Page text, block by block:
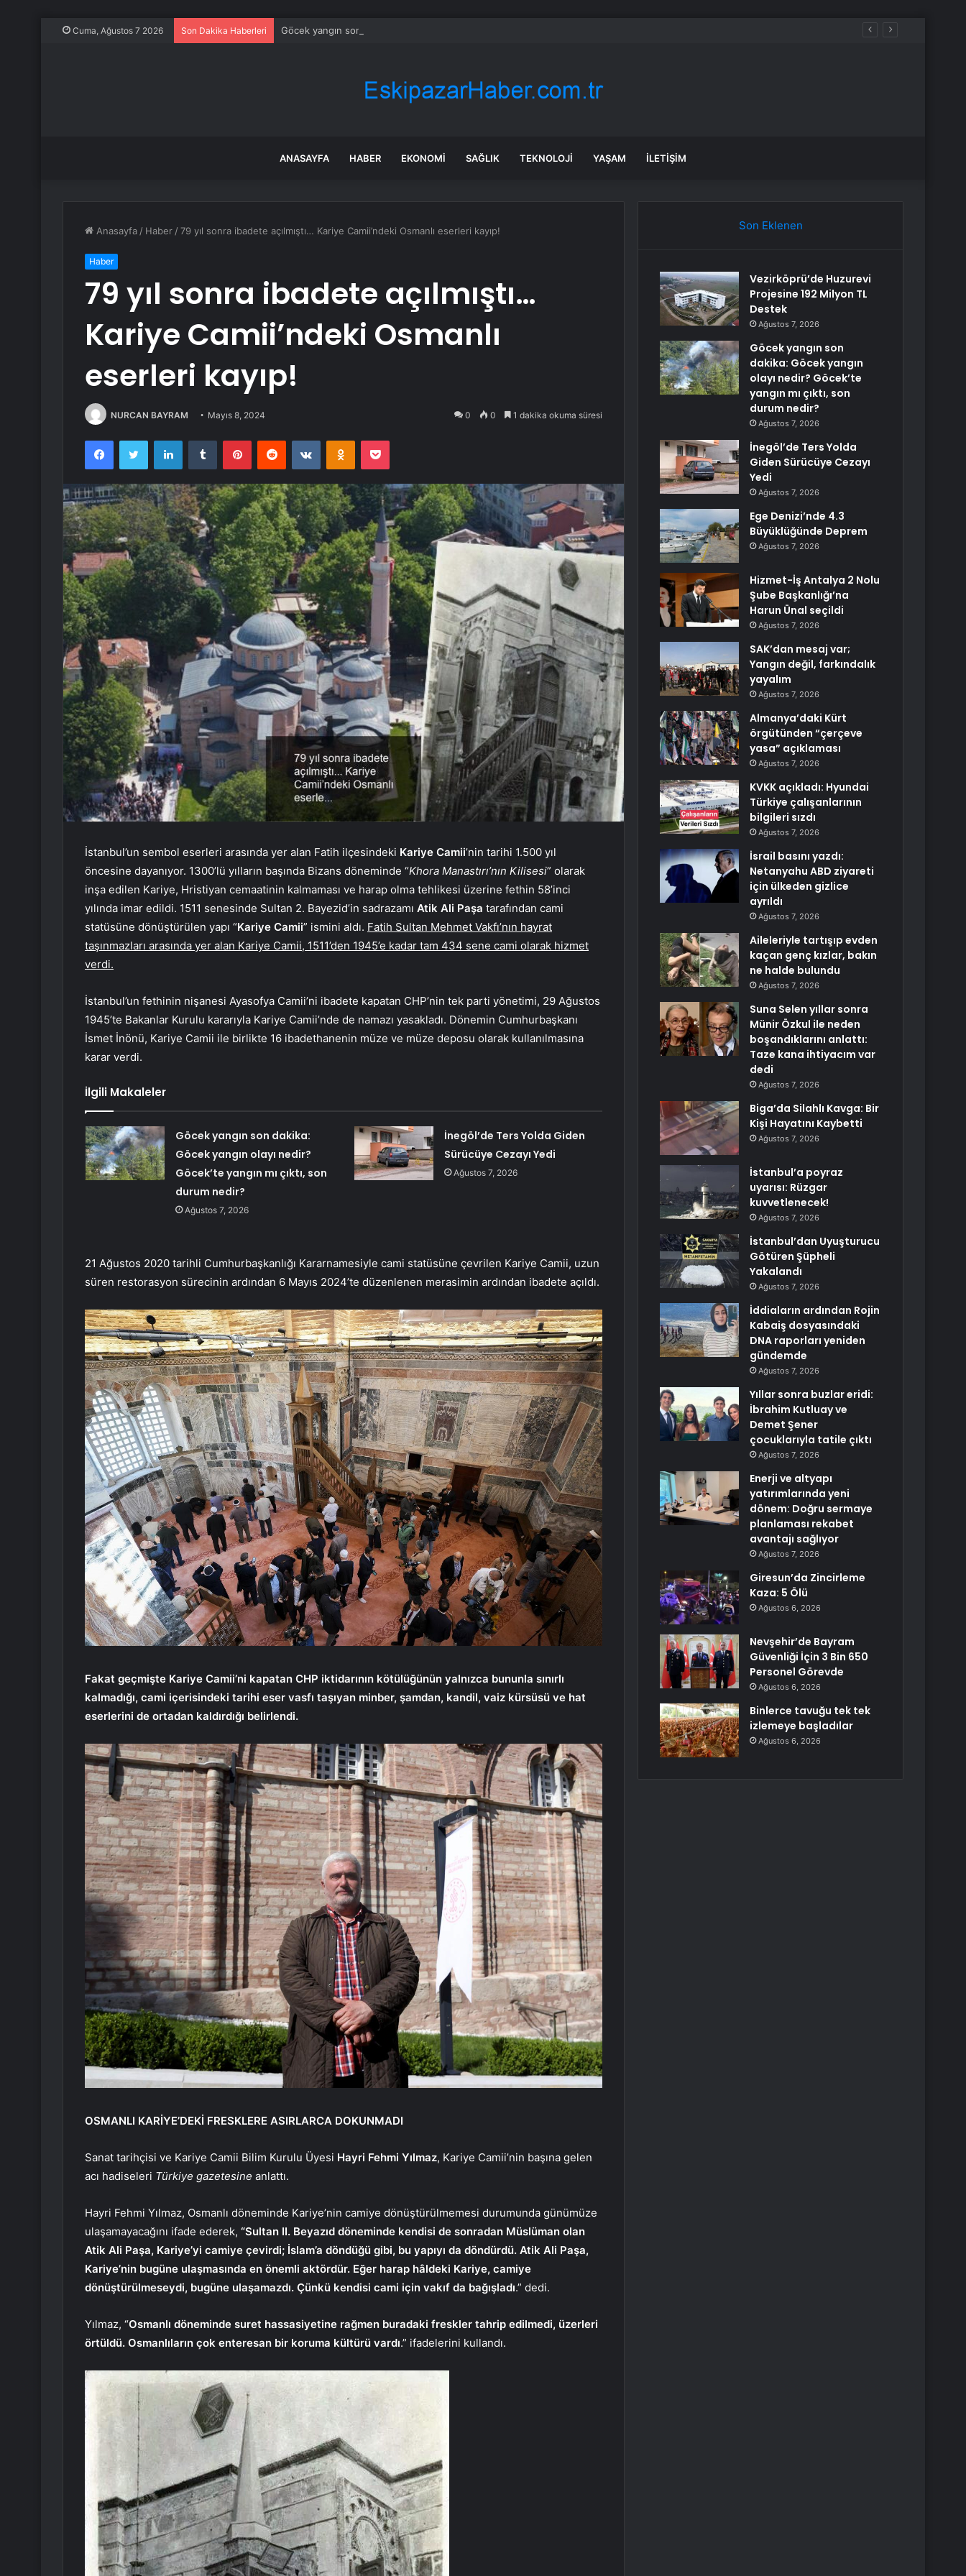
Cuma, Ağustos 7 2026 Son Dakika Haberleri Göcek yangın son dakika: Göcek yangın olayı nedir? Göcek’te yangın mı çıktı, son durum nedir?
ANASAYFA HABER EKONOMI SAĞLIK TEKNOLOJI YAŞAM İLETIŞIM
Anasayfa / Haber /79 yıl sonra ibadete açılmıştı… Kariye Camii’ndeki Osmanlı eserleri kayıp!
Haber
79 yıl sonra ibadete açılmıştı…
Kariye Camii’ndeki Osmanlı
eserleri kayıp!
NURCAN BAYRAM Mayıs 8, 2024 0 0 1 dakika okuma süresi
FacebookTwitter LinkedInTumblr PinterestReddit VKontakteOdnoklassniki
Pocket
İstanbul’un sembol eserleri arasında yer alan Fatih ilçesindeki Kariye Camii’nin tarihi 1.500 yıl
öncesine dayanıyor. 1300’lü yılların başında Bizans döneminde “Khora Manastırı’nın Kilisesi” olarak
inşa edilen Kariye, Hristiyan cemaatinin kalmaması ve harap olma tehlikesi üzerine fethin 58’inci
yılında imar edildi. 1511 senesinde Sultan 2. Bayezid’in sadrazamı Atik Ali Paşa tarafından cami
statüsüne dönüştürülen yapı “Kariye Camii” ismini aldı. Fatih Sultan Mehmet Vakfı’nın hayrat
taşınmazları arasında yer alan Kariye Camii, 1511’den 1945’e kadar tam 434 sene cami olarak hizmet
verdi.
İstanbul’un fethinin nişanesi Ayasofya Camii’ni ibadete kapatan CHP’nin tek parti yönetimi, 29 Ağustos
1945’te Bakanlar Kurulu kararıyla Kariye Camii’nde de namazı yasakladı. Dönemin Cumhurbaşkanı
İsmet İnönü, Kariye Camii ile birlikte 16 ibadethanenin müze ve müze deposu olarak kullanılmasına
karar verdi.
İlgili Makaleler
Göcek yangın son dakika:
Göcek yangın olayı nedir?
Göcek’te yangın mı çıktı, son
durum nedir?
Ağustos 7, 2026
İnegöl’de Ters Yolda Giden
Sürücüye Cezayı Yedi
Ağustos 7, 2026
21 Ağustos 2020 tarihli Cumhurbaşkanlığı Kararnamesiyle cami statüsüne çevrilen Kariye Camii, uzun
süren restorasyon sürecinin ardından 6 Mayıs 2024’te düzenlenen merasimin ardından ibadete açıldı.
Fakat geçmişte Kariye Camii’ni kapatan CHP iktidarının kötülüğünün yalnızca bununla sınırlı
kalmadığı, cami içerisindeki tarihi eser vasfı taşıyan minber, şamdan, kandil, vaiz kürsüsü ve hat
eserlerini de ortadan kaldırdığı belirlendi.
OSMANLI KARİYE’DEKİ FRESKLERE ASIRLARCA DOKUNMADI
Sanat tarihçisi ve Kariye Camii Bilim Kurulu Üyesi Hayri Fehmi Yılmaz, Kariye Camii’nin başına gelen
acı hadiseleri Türkiye gazetesine anlattı.
Hayri Fehmi Yılmaz, Osmanlı döneminde Kariye’nin camiye dönüştürülmemesi durumunda günümüze
ulaşamayacağını ifade ederek, “Sultan II. Beyazıd döneminde kendisi de sonradan Müslüman olan
Atik Ali Paşa, Kariye’yi camiye çevirdi; İslam’a döndüğü gibi, bu yapıyı da döndürdü. Atik Ali Paşa,
Kariye’nin bugüne ulaşmasında en önemli aktördür. Eğer harap hâldeki Kariye, camiye
dönüştürülmeseydi, bugüne ulaşamazdı. Çünkü kendisi cami için vakıf da bağışladı.” dedi.
Yılmaz, “Osmanlı döneminde suret hassasiyetine rağmen buradaki freskler tahrip edilmedi, üzerleri
örtüldü. Osmanlıların çok enteresan bir koruma kültürü vardı.” ifadelerini kullandı.
Son Eklenen
Vezirköprü’de Huzurevi
Projesine 192 Milyon TL
Destek
Ağustos 7, 2026
Göcek yangın son
dakika: Göcek yangın
olayı nedir? Göcek’te
yangın mı çıktı, son
durum nedir?
Ağustos 7, 2026
İnegöl’de Ters Yolda
Giden Sürücüye Cezayı
Yedi
Ağustos 7, 2026
Ege Denizi’nde 4.3
Büyüklüğünde Deprem
Ağustos 7, 2026
Hizmet-İş Antalya 2 Nolu
Şube Başkanlığı’na
Harun Ünal seçildi
Ağustos 7, 2026
SAK’dan mesaj var;
Yangın değil, farkındalık
yayalım
Ağustos 7, 2026
Almanya’daki Kürt
örgütünden “çerçeve
yasa” açıklaması
Ağustos 7, 2026
KVKK açıkladı: Hyundai
Türkiye çalışanlarının
bilgileri sızdı
Ağustos 7, 2026
İsrail basını yazdı:
Netanyahu ABD ziyareti
için ülkeden gizlice
ayrıldı
Ağustos 7, 2026
Aileleriyle tartışıp evden
kaçan genç kızlar, bakın
ne halde bulundu
Ağustos 7, 2026
Suna Selen yıllar sonra
Münir Özkul ile neden
boşandıklarını anlattı:
Taze kana ihtiyacım var
dedi
Ağustos 7, 2026
Biga’da Silahlı Kavga: Bir
Kişi Hayatını Kaybetti
Ağustos 7, 2026
İstanbul’a poyraz
uyarısı: Rüzgar
kuvvetlenecek!
Ağustos 7, 2026
İstanbul’dan Uyuşturucu
Götüren Şüpheli
Yakalandı
Ağustos 7, 2026
İddiaların ardından Rojin
Kabaiş dosyasındaki
DNA raporları yeniden
gündemde
Ağustos 7, 2026
Yıllar sonra buzlar eridi:
İbrahim Kutluay ve
Demet Şener
çocuklarıyla tatile çıktı
Ağustos 7, 2026
Enerji ve altyapı
yatırımlarında yeni
dönem: Doğru sermaye
planlaması rekabet
avantajı sağlıyor
Ağustos 7, 2026
Giresun’da Zincirleme
Kaza: 5 Ölü
Ağustos 6, 2026
Nevşehir’de Bayram
Güvenliği İçin 3 Bin 650
Personel Görevde
Ağustos 6, 2026
Binlerce tavuğu tek tek
izlemeye başladılar
Ağustos 6, 2026